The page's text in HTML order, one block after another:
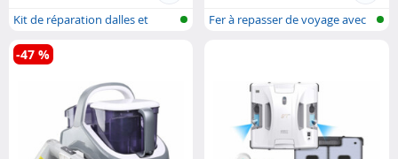
Kit de réparation dalles et
carreau..
Fer à repasser de voyage avec
-47 %